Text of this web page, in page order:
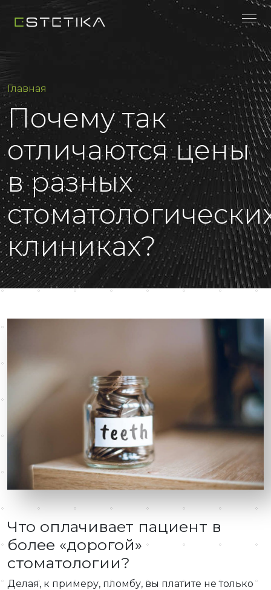
Главная
Почему так
отличаются цены
в разных
клиниках?
Что оплачивает пациент в
более «дорогой»
стоматологии?
Делая, к примеру, пломбу, вы платите не только